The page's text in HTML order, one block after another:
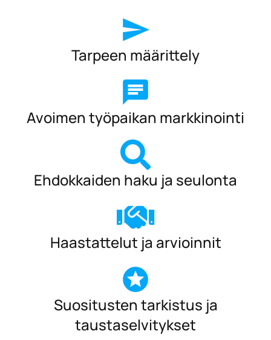
Tarpeen määrittely
Avoimen työpaikan markkinointi
Ehdokkaiden haku ja seulonta
Haastattelut ja arvioinnit
Suositusten tarkistus ja
taustaselvitykset